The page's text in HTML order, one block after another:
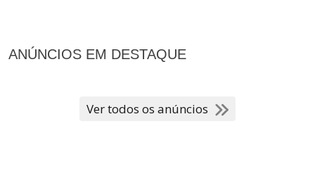
ANÚNCIOS EM DESTAQUE
Ver todos os anúncios